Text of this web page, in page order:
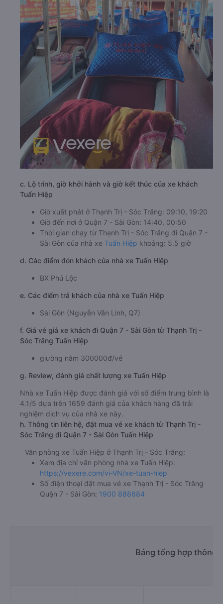
c. Lộ trình, giờ khởi hành và giờ kết thúc của xe khách
Tuấn Hiệp
Giờ xuất phát ở Thạnh Trị - Sóc Trăng: 09:10, 19:20
Giờ đến nơi ở Quận 7 - Sài Gòn: 14:40, 00:50
Thời gian chạy từ Thạnh Trị - Sóc Trăng đi Quận 7 -
Sài Gòn của nhà xe Tuấn Hiệp khoảng: 5.5 giờ
d. Các điểm đón khách của nhà xe Tuấn Hiệp
BX Phú Lộc
e. Các điểm trả khách của nhà xe Tuấn Hiệp
Sài Gòn (Nguyễn Văn Linh, Q7)
f. Giá vé giá xe khách đi Quận 7 - Sài Gòn từ Thạnh Trị -
Sóc Trăng Tuấn Hiệp
giường nằm 300000đ/vé
g. Review, đánh giá chất lượng xe Tuấn Hiệp
Nhà xe Tuấn Hiệp được đánh giá với số điểm trung bình là
4.1/5 dựa trên 1659 đánh giá của khách hàng đã trải
nghiệm dịch vụ của nhà xe này.
h. Thông tin liên hệ, đặt mua vé xe khách từ Thạnh Trị -
Sóc Trăng đi Quận 7 - Sài Gòn Tuấn Hiệp
Văn phòng xe Tuấn Hiệp ở Thạnh Trị - Sóc Trăng:
Xem địa chỉ văn phòng nhà xe Tuấn Hiệp:
https://vexere.com/vi-VN/xe-tuan-hiep
Số điện thoại đặt mua vé xe Thạnh Trị - Sóc Trăng
Quận 7 - Sài Gòn: 1900 888684
Bảng tổng hợp thông